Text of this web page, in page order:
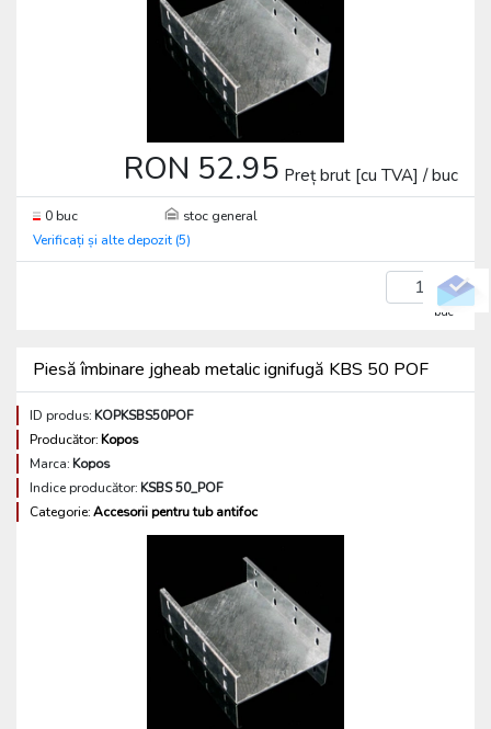
RON 52.95 Preț brut [cu TVA] / buc
0 buc
stoc general
Verificați și alte depozit (5)
buc
Piesă îmbinare jgheab metalic ignifugă KBS 50 POF
ID produs:KOPKSBS50POF
Producător:Kopos
Marca:Kopos
Indice producător:KSBS 50_POF
Categorie:Accesorii pentru tub antifoc